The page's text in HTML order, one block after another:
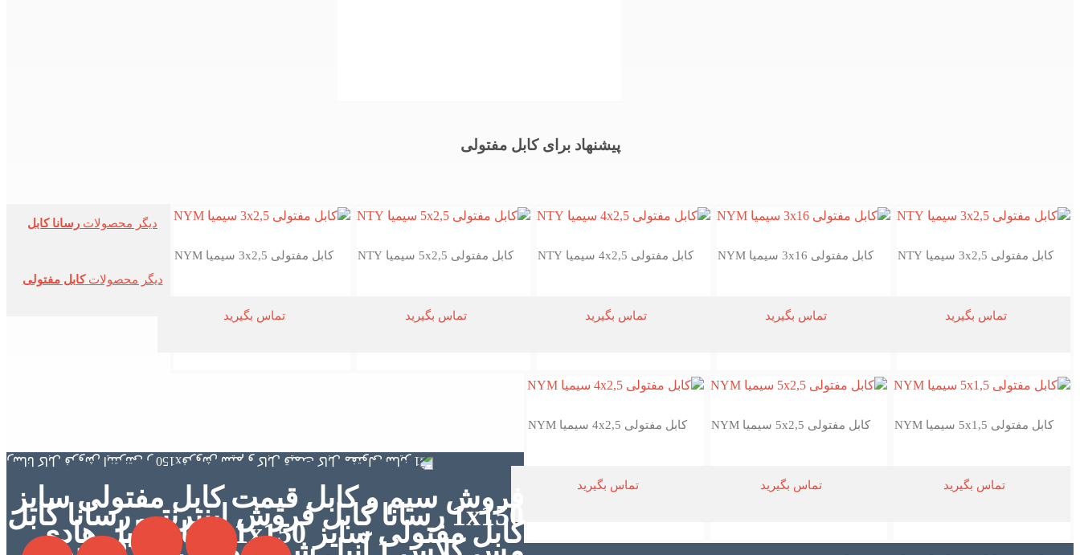
پیشنهاد برای کابل مفتولی
کابل مفتولی 3x2,5 سیمیا NTY
تماس بگیرید
کابل مفتولی 3x16 سیمیا NYM
تماس بگیرید
کابل مفتولی 4x2,5 سیمیا NTY
تماس بگیرید
کابل مفتولی 5x2,5 سیمیا NTY
تماس بگیرید
کابل مفتولی 3x2,5 سیمیا NYM
تماس بگیرید
کابل مفتولی 5x1,5 سیمیا NYM
تماس بگیرید
کابل مفتولی 5x2,5 سیمیا NYM
تماس بگیرید
کابل مفتولی 4x2,5 سیمیا NYM
تماس بگیرید
دیگر محصولات رسانا کابل
دیگر محصولاتکابل مفتولی
فروش سیم و کابل قیمت کابل مفتولی سایز
1x150 رسانا کابل فروش اینترنتی رسانا کابل
کابل مفتولی سایز 1x150 رسانا کابل هادی